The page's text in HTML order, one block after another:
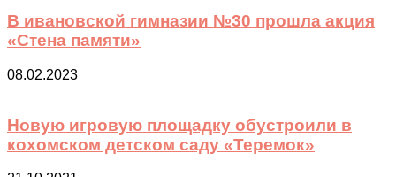
В ивановской гимназии №30 прошла акция
«Стена памяти»
08.02.2023
Новую игровую площадку обустроили в
кохомском детском саду «Теремок»